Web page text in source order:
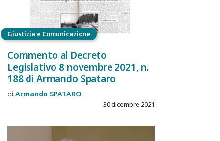
Giustizia e Comunicazione
Commento al Decreto
Legislativo 8 novembre 2021, n.
188 di Armando Spataro
Armando SPATARO
30 dicembre 2021